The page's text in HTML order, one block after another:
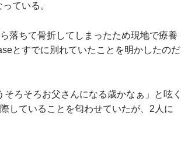
ている。
落ちて骨折してしまったため現地で療養
とすでに別れていたことを明かしたのだ
ろそろお父さんになる歳かなぁ」と呟く
していることを匂わせていたが、2人に